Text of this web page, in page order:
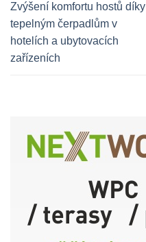
Zvýšení komfortu hostů díky
tepelným čerpadlům v
hotelích a ubytovacích
zařízeních